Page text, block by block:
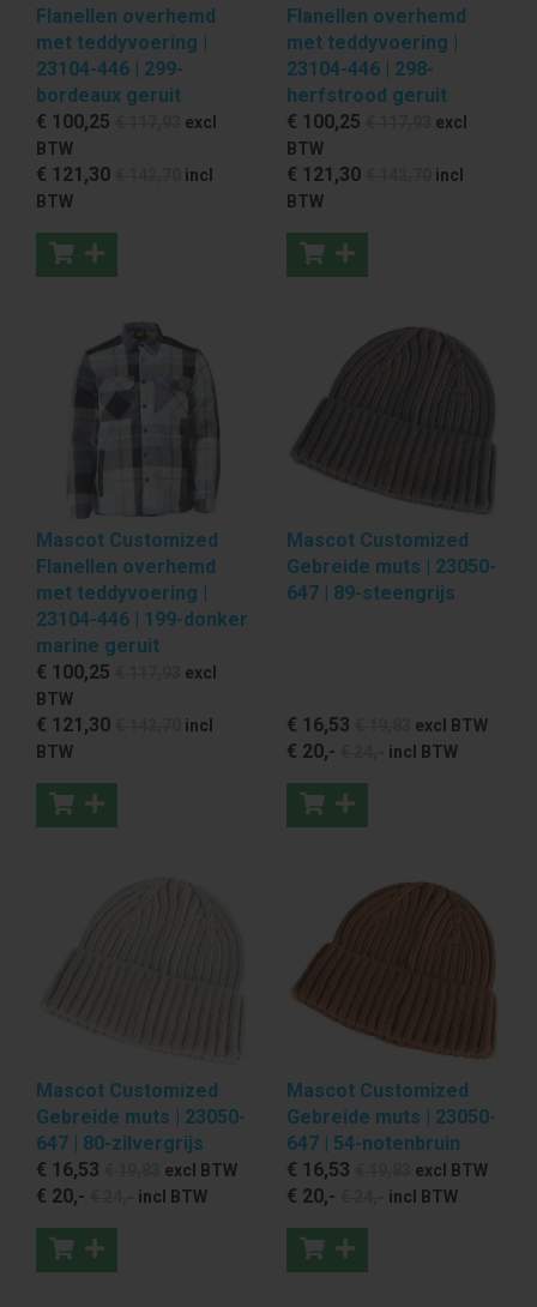
Flanellen overhemd
met teddyvoering |
23104-446 | 299-
bordeaux geruit
€ 100,25
excl
BTW
€ 121 ,30
incl
BTW
Flanellen overhemd
met teddyvoering |
23104-446 | 298-
herfstrood geruit
€ 100,25
excl
BTW
€ 121 ,30
incl
BTW
Mascot Customized
Flanellen overhemd
met teddyvoering |
23104-446 | 199-donker
marine geruit
€ 100,25
excl
BTW
€ 121 ,30
incl
BTW
Mascot Customized
Gebreide muts | 23050-
647 | 89-steengrijs
€ 16,53 excl BTW
€ 20,- incl BTW
Mascot Customized
Gebreide muts | 23050-
647 | 80-zilvergrijs
€ 16,53 excl BTW
€ 20,- incl BTW
Mascot Customized
Gebreide muts | 23050-
647 | 54-notenbruin
€ 16,53 excl BTW
€ 20,- incl BTW